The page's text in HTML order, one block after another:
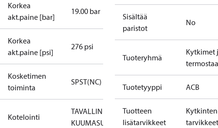
Korkea
akt.paine [bar]
19.00 bar
Korkea
akt.paine [psi]
276 psi
Kosketimen
toiminta
SPST(NC)
Kotelointi
TAVALLINEN
KUUMASULA
Sisältää
paristot
No
Tuoteryhmä
Kytkimet
Tuotetyyppi ACB
Tuotteen
lisätarvikkeet
Kytkinten
tarvikkeet